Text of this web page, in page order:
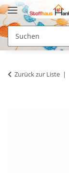
Zurück zur Liste